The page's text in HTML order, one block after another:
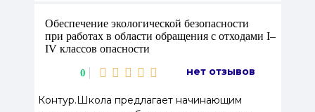
Обеспечение экологической безопасности
при работах в области обращения с отходами I–
IV классов опасности
0 нет отзывов
Контур.Школа предлагает начинающим